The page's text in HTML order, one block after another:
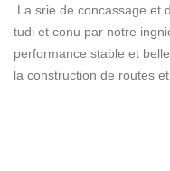
La srie de concassage et
tudi et conu par notre
performance stable et
la construction de routes